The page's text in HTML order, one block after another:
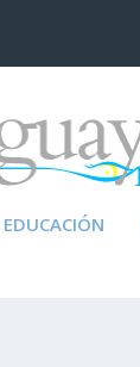
EDUCACIÓN